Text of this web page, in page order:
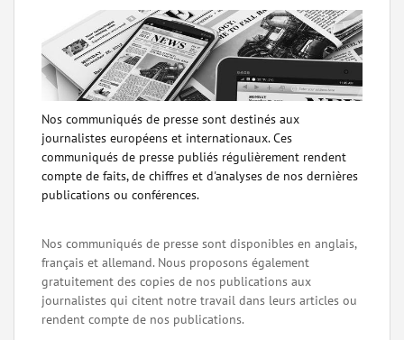
Nos communiqués de presse sont destinés aux
journalistes européens et internationaux. Ces
communiqués de presse publiés régulièrement rendent
compte de faits, de chiffres et d'analyses de nos dernières
publications ou conférences.
Nos communiqués de presse sont disponibles en anglais,
français et allemand. Nous proposons également
gratuitement des copies de nos publications aux
journalistes qui citent notre travail dans leurs articles ou
rendent compte de nos publications.